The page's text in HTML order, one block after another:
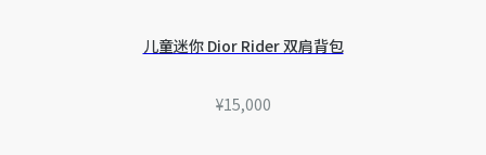
儿童迷你 Dior Rider 双肩背包
¥15,000